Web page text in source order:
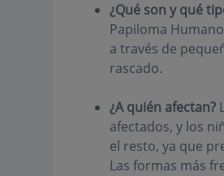
¿Qué son y qué
Papiloma
a través de
rascado.
¿A quién afectan?
afectados, y los
el resto, ya que
Las formas más